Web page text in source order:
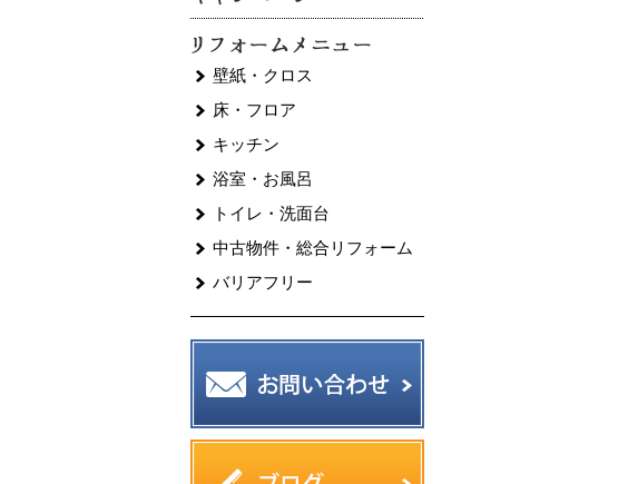
壁紙・クロス
床・フロア
キッチン
浴室・お風呂
トイレ・洗面台
中古物件・総合リフォーム
バリアフリー